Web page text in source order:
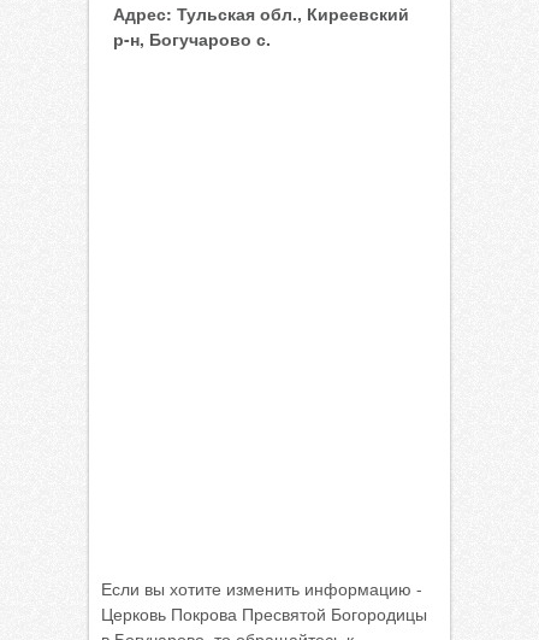
Адрес: Тульская обл., Киреевский
р-н, Богучарово с.
Если вы хотите изменить информацию -
Церковь Покрова Пресвятой Богородицы